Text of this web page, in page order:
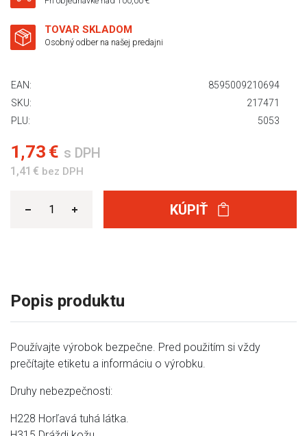
TOVAR SKLADOM
Osobný odber na našej predajni
EAN:
8595009210694
SKU:
217471
PLU:
5053
1,73 € s DPH
1,41 € bez DPH
KÚPIŤ
Popis produktu
Používajte výrobok bezpečne. Pred použitím si vždy
prečítajte etiketu a informáciu o výrobku.
Druhy nebezpečnosti:
H228 Horľavá tuhá látka.